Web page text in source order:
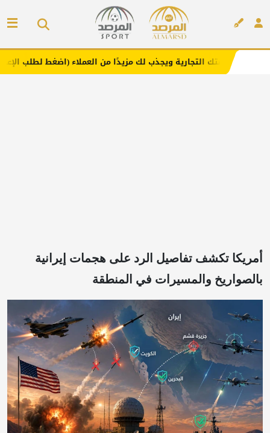
ويجذب لك مزيدًا من العملاء (اضغط لطلب الإعلان)
أمريكا تكشف تفاصيل الرد على هجمات إيرانية
بالصواريخ والمسيرات في المنطقة